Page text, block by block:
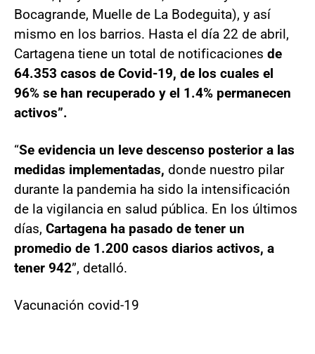
Bocagrande, Muelle de La Bodeguita), y así
mismo en los barrios. Hasta el día 22 de abril,
Cartagena tiene un total de notificaciones de
64.353 casos de Covid-19, de los cuales el
96% se han recuperado y el 1.4% permanecen
activos”.
“Se evidencia un leve descenso posterior a las
medidas implementadas, donde nuestro pilar
durante la pandemia ha sido la intensificación
de la vigilancia en salud pública. En los últimos
días, Cartagena ha pasado de tener un
promedio de 1.200 casos diarios activos, a
tener 942”, detalló.
Vacunación covid-19